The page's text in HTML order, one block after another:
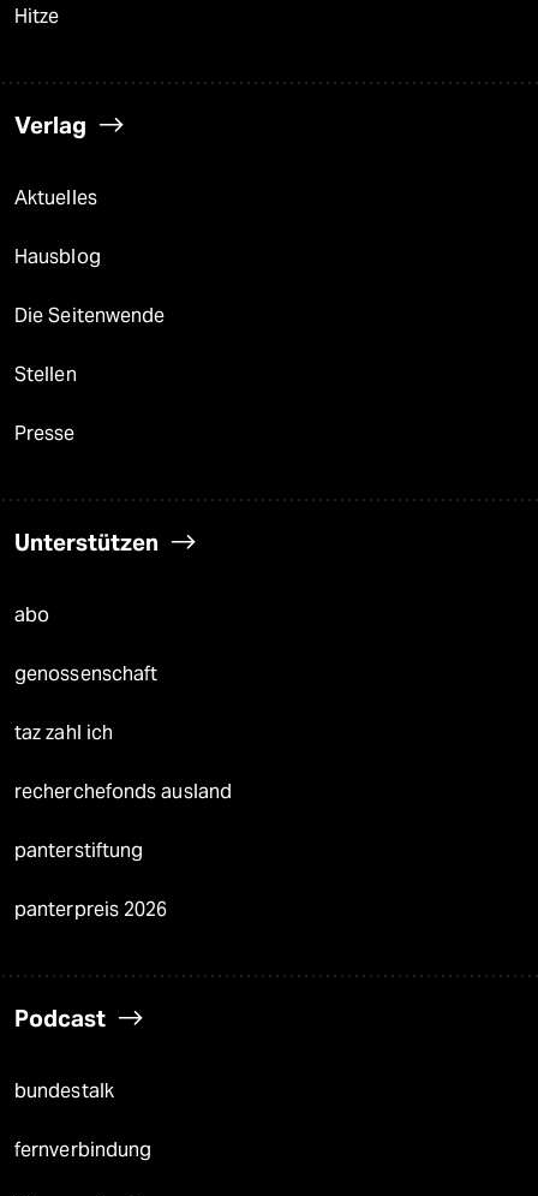
Hitze
Verlag
Aktuelles
Hausblog
Die Seitenwende
Stellen
Presse
Unterstützen
abo
genossenschaft
taz zahl ich
recherchefonds ausland
panterstiftung
panterpreis 2026
Podcast
bundestalk
fernverbindung